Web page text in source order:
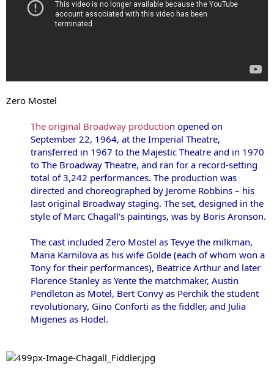
Zero Mostel
The original Broadway production opened on
September 22, 1964, at the Imperial Theatre,
transferred in 1967 to the Majestic Theatre and in 1970
to The Broadway Theatre, and ran for a record-setting
total of 3,242 performances. The production was
directed and choreographed by Jerome Robbins – his
last original Broadway staging. The set, designed in the
style of Marc Chagall's paintings, was by Boris Aronson.
The cast included Zero Mostel as Tevye the milkman,
Maria Karnilova as his wife Golde (each of whom won a
Tony for their performances), Beatrice Arthur and later
Florence Stanley as Yente the matchmaker, Austin
Pendleton as Motel, Bert Convy as Perchik the student
revolutionary, Gino Conforti as the fiddler, and Julia
Migenes as Hodel.​